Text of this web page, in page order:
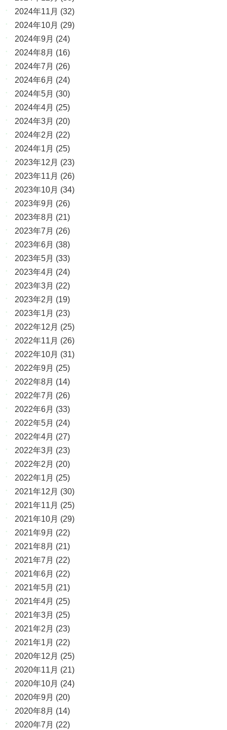
2024年11月 (32)
2024年10月 (29)
2024年9月 (24)
2024年8月 (16)
2024年7月 (26)
2024年6月 (24)
2024年5月 (30)
2024年4月 (25)
2024年3月 (20)
2024年2月 (22)
2024年1月 (25)
2023年12月 (23)
2023年11月 (26)
2023年10月 (34)
2023年9月 (26)
2023年8月 (21)
2023年7月 (26)
2023年6月 (38)
2023年5月 (33)
2023年4月 (24)
2023年3月 (22)
2023年2月 (19)
2023年1月 (23)
2022年12月 (25)
2022年11月 (26)
2022年10月 (31)
2022年9月 (25)
2022年8月 (14)
2022年7月 (26)
2022年6月 (33)
2022年5月 (24)
2022年4月 (27)
2022年3月 (23)
2022年2月 (20)
2022年1月 (25)
2021年12月 (30)
2021年11月 (25)
2021年10月 (29)
2021年9月 (22)
2021年8月 (21)
2021年7月 (22)
2021年6月 (22)
2021年5月 (21)
2021年4月 (25)
2021年3月 (25)
2021年2月 (23)
2021年1月 (22)
2020年12月 (25)
2020年11月 (21)
2020年10月 (24)
2020年9月 (20)
2020年8月 (14)
2020年7月 (22)